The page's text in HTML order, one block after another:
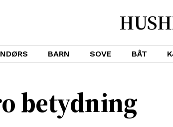
BARN SOVE BÅT
betydning